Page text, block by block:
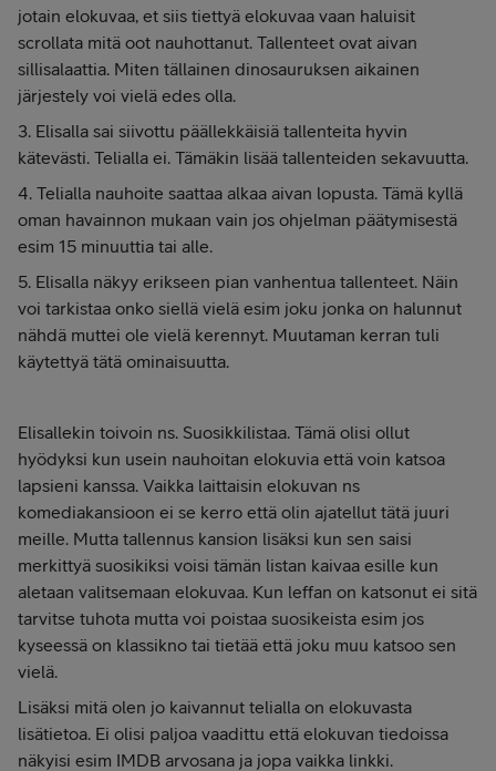
jotain elokuvaa, et siis tiettyä elokuvaa vaan haluisit
scrollata mitä oot nauhottanut. Tallenteet ovat aivan
sillisalaattia. Miten tällainen dinosauruksen aikainen
järjestely voi vielä edes olla.
3. Elisalla sai siivottu päällekkäisiä tallenteita hyvin
kätevästi. Telialla ei. Tämäkin lisää tallenteiden sekavuutta.
4. Telialla nauhoite saattaa alkaa aivan lopusta. Tämä kyllä
oman havainnon mukaan vain jos ohjelman päätymisestä
esim 15 minuuttia tai alle.
5. Elisalla näkyy erikseen pian vanhentua tallenteet. Näin
voi tarkistaa onko siellä vielä esim joku jonka on halunnut
nähdä muttei ole vielä kerennyt. Muutaman kerran tuli
käytettyä tätä ominaisuutta.
Elisallekin toivoin ns. Suosikkilistaa. Tämä olisi ollut
hyödyksi kun usein nauhoitan elokuvia että voin katsoa
lapsieni kanssa. Vaikka laittaisin elokuvan ns
komediakansioon ei se kerro että olin ajatellut tätä juuri
meille. Mutta tallennus kansion lisäksi kun sen saisi
merkittyä suosikiksi voisi tämän listan kaivaa esille kun
aletaan valitsemaan elokuvaa. Kun leffan on katsonut ei sitä
tarvitse tuhota mutta voi poistaa suosikeista esim jos
kyseessä on klassikno tai tietää että joku muu katsoo sen
vielä.
Lisäksi mitä olen jo kaivannut telialla on elokuvasta
lisätietoa. Ei olisi paljoa vaadittu että elokuvan tiedoissa
näkyisi esim IMDB arvosana ja jopa vaikka linkki.